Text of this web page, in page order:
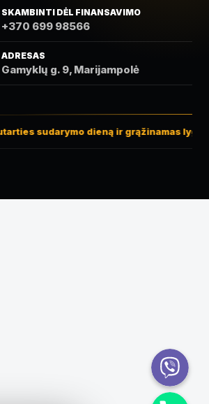
SKAMBINTI DĖL FINANSAVIMO
+370 699 98566
ADRESAS
Gamyklų g. 9, Marijampolė
dieną ir grąžinamas
Viber
Telefonas